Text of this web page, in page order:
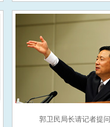
郭卫民局长请记者提问